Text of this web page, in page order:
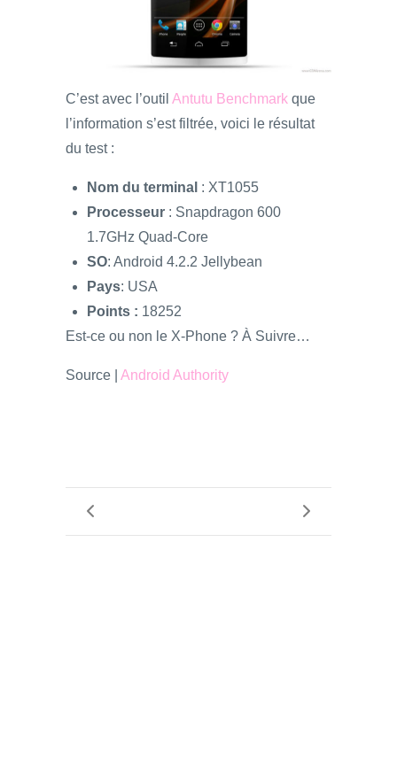
C’est avec l’outil Antutu Benchmark que
l’information s’est filtrée, voici le résultat
du test :
Nom du terminal : XT1055
Processeur : Snapdragon 600
1.7GHz Quad-Core
SO: Android 4.2.2 Jellybean
Pays: USA
Points : 18252
Est-ce ou non le X-Phone ? À Suivre…
Source | Android Authority